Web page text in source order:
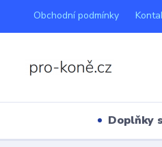
Obchodní podmínky
Doplňky